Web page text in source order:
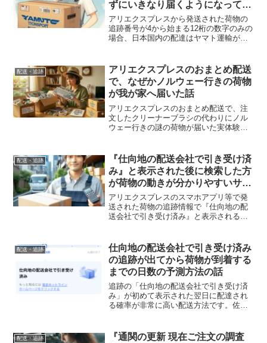
ずにいきなり届くようになってい
る話
アリエクスプレスから発送された荷物の
追跡番号が4から始まる12桁の数字のみの
場合、日本国内の配達はヤマト運輸が行
番号の荷物の中国からの足取りは、中国
→関西空港でヤマ...
配送・追跡
アリエクスプレスのおまとめ配送
で、なぜかノルウェー行きの荷物
が我が家へ届いた話
アリエクスプレスのおまとめ配送で、注
文したクリーナーブラシの代わりにノル
ウェー行きの謎の荷物が届いた実体験。
配送・追跡
『仕向地の配送会社で引き受け済
み』と表示された後に検索した方
が荷物の動きが分かりやすいサイ
トがある話
アリエクスプレスのスマホアプリ等で発
送された荷物の追跡情報で『仕向地の配
送会社で引き受け済み』と表示される
報が出現したとしても、荷物がアリエク
スプレスユーザー宅へ届けら...
配送・追跡
仕向地の配送会社で引き受け済み
の追跡が出てから荷物が到着する
までの日数の予測方法の話
追跡の「仕向地の配送会社で引き受け済
み」が初めて表示された翌日に配達され
る確率が非常に高い配送方法です。佐川
配送・追跡
『通関の更新 現在ご注文の調査